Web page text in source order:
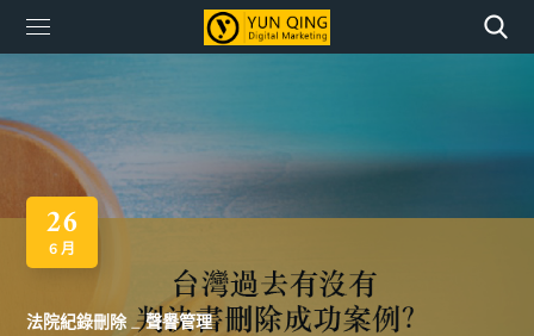
26
6 月
法院紀錄刪除 聲譽管理